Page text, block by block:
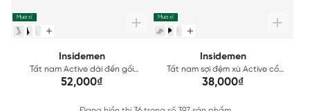
Mua sỉ
Insidemen
Tất nam Active dài đến gối
Insidemen ISC013M0H0
52,000₫
Mua sỉ
Insidemen
Tất nam sợi đệm xù Active cổ
ngắn Insidemen ISC018A0H0
38,000₫